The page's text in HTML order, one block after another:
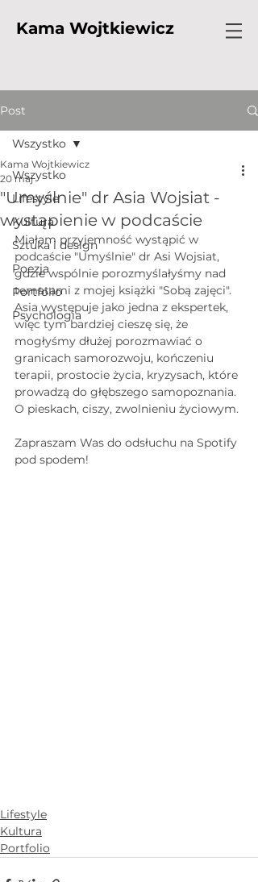
Kama Wojtkiewicz
Post
Wszystko
Lifestyle
Kultura
Sztuka i design
Poezja
Portfolio
Psychologia
Wszystko
"Umyślnie" dr Asia Wojsiat -
wystąpienie w podcaście
Kama Wojtkiewicz
20 maj
Miałam przyjemność wystąpić w
podcaście "Umyślnie" dr Asi Wojsiat,
gdzie wspólnie porozmyślałyśmy nad
tematami z mojej książki "Sobą zajęci".
Asia występuje jako jedna z ekspertek,
więc tym bardziej cieszę się, że
mogłyśmy dłużej porozmawiać o
granicach samorozwoju, kończeniu
terapii, prostocie życia, kryzysach, które
prowadzą do głębszego samopoznania.
O pieskach, ciszy, zwolnieniu życiowym.
Zapraszam Was do odsłuchu na Spotify
pod spodem!
Lifestyle
Kultura
Portfolio